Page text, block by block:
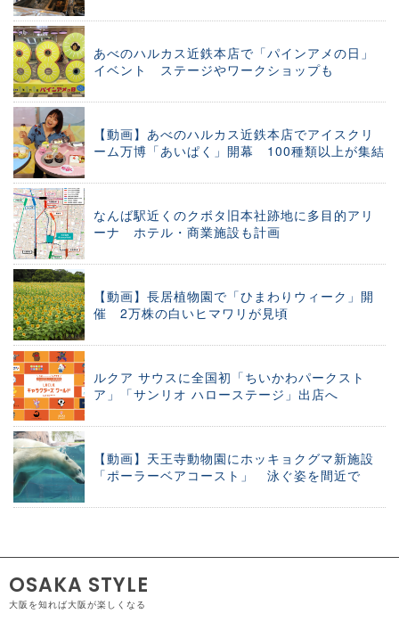
あべのハルカス近鉄本店で「パインアメの日」
イベント ステージやワークショップも
【動画】あべのハルカス近鉄本店でアイスクリ
ーム万博「あいぱく」開幕 100種類以上が集結
なんば駅近くのクボタ旧本社跡地に多目的アリ
ーナ ホテル・商業施設も計画
【動画】長居植物園で「ひまわりウィーク」開
催 2万株の白いヒマワリが見頃
ルクア サウスに全国初「ちいかわパークスト
ア」「サンリオ ハローステージ」出店へ
【動画】天王寺動物園にホッキョクグマ新施設
「ポーラーベアコースト」 泳ぐ姿を間近で
OSAKA STYLE
大阪を知れば大阪が楽しくなる